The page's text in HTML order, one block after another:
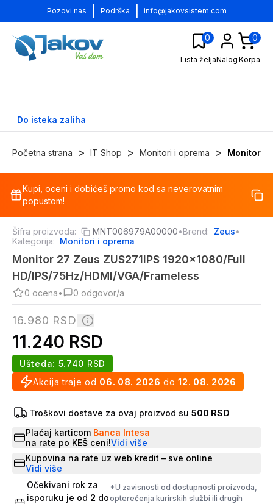
Pozovi nas Podrška info@jakovsistem.com
0
Lista željaNalog
0
Korpa
Do isteka zaliha
Početna strana > IT Shop > Monitori i oprema > Monitori
%
Kupi, oceni i dobićeš promo kod sa neverovatnim
popustom!
Šifra proizvoda: MNT006979A00000•Brend: Zeus•
Kategorija: Monitori i oprema
Monitor 27 Zeus ZUS271IPS 1920x1080/Full
HD/IPS/75Hz/HDMI/VGA/Frameless
0 ocena• 0 odgovor/a
16.980RSD
11.240 RSD
Akcija traje od 06. 08. 2026 do 12. 08. 2026
Ušteda: 5.740 RSD
Troškovi dostave za ovaj proizvod su 500 RSD
Plaćaj karticom Banca Intesa
na rate po KEŠ ceni!Vidi više
Kupovina na rate uz web kredit – sve online
Vidi više
Očekivani rok za
isporuku je od 2 do
*U zavisnosti od dostupnosti proizvoda,
opterećenja kurirskih službi ili drugih